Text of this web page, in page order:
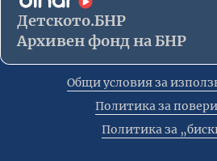
Детското.БНР
Архивен фонд на БНР
Общи условия за
Политика за
Политика за